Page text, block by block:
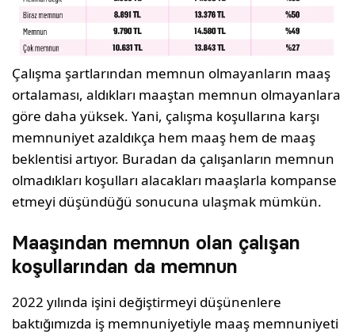
Çalışma şartlarından memnun olmayanların maaş
ortalaması, aldıkları maaştan memnun olmayanlara
göre daha yüksek. Yani, çalışma koşullarına karşı
memnuniyet azaldıkça hem maaş hem de maaş
beklentisi artıyor. Buradan da çalışanların memnun
olmadıkları koşulları alacakları maaşlarla kompanse
etmeyi düşündüğü sonucuna ulaşmak mümkün.
Maaşından memnun olan çalışan
koşullarından da memnun
2022 yılında işini değiştirmeyi düşünenlere
baktığımızda iş memnuniyetiyle maaş memnuniyeti